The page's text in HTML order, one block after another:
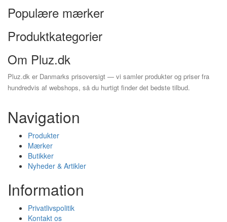
Populære mærker
Produktkategorier
Om Pluz.dk
Pluz.dk er Danmarks prisoversigt — vi samler produkter og priser fra
hundredvis af webshops, så du hurtigt finder det bedste tilbud.
Navigation
Produkter
Mærker
Butikker
Nyheder & Artikler
Information
Privatlivspolitik
Kontakt os